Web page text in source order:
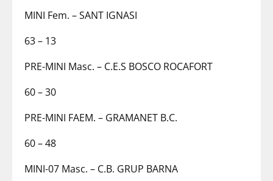
MINI Fem. – SANT IGNASI
63 – 13
PRE-MINI Masc. – C.E.S BOSCO ROCAFORT
60 – 30
PRE-MINI FAEM. – GRAMANET B.C.
60 – 48
MINI-07 Masc. – C.B. GRUP BARNA